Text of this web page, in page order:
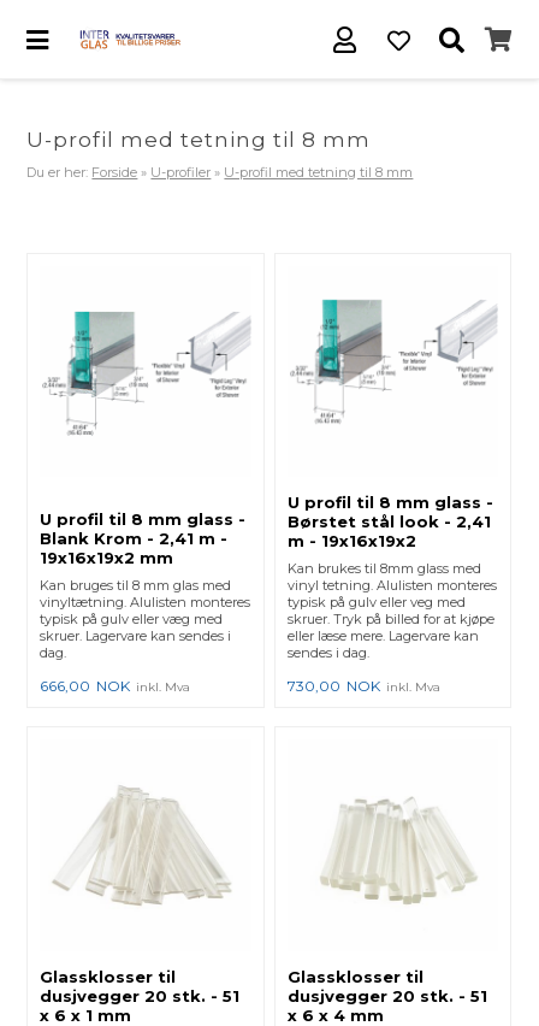
U-profil med tetning til 8 mm
Du er her: Forside » U-profiler » U-profil med tetning til 8 mm
U profil til 8 mm glass -
Blank Krom - 2,41 m -
19x16x19x2 mm
Kan bruges til 8 mm glas med
vinyltætning. Alulisten monteres
typisk på gulv eller væg med
skruer. Lagervare kan sendes i
dag.
666,00 NOK inkl. Mva
U profil til 8 mm glass -
Børstet stål look - 2,41
m - 19x16x19x2
Kan brukes til 8mm glass med
vinyl tetning. Alulisten monteres
typisk på gulv eller veg med
skruer. Tryk på billed for at kjøpe
eller læse mere. Lagervare kan
sendes i dag.
730,00 NOK inkl. Mva
Glassklosser til
dusjvegger 20 stk. - 51
x 6 x 1 mm
Glassklosser til
dusjvegger 20 stk. - 51
x 6 x 4 mm